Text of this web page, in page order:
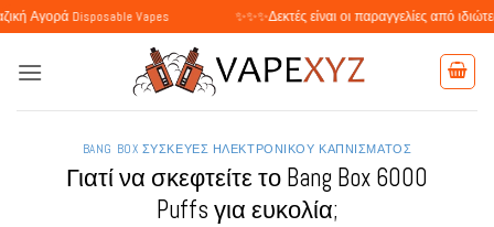
Μετάβαση
στο
περιεχόμενο
Vapes ✨✨✨Δεκτές είναι οι παραγγελίες από ιδιώτες και
BANG BOX ΣΥΣΚΕΥΈΣ ΗΛΕΚΤΡΟΝΙΚΟΎ ΚΑΠΝΊΣΜΑΤΟΣ
Γιατί να σκεφτείτε το Bang Box 6000
Puffs για ευκολία;